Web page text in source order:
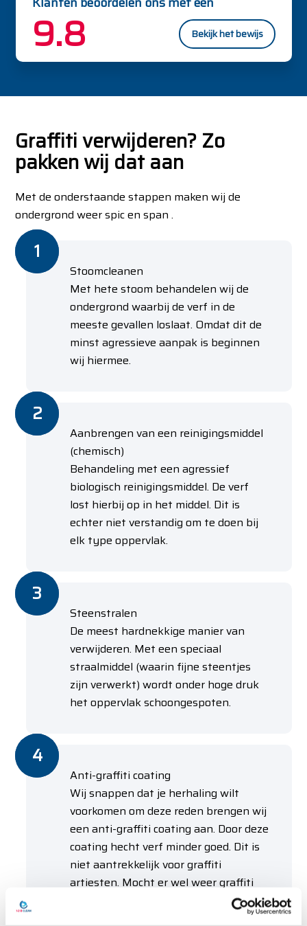
9.8 Bekijk het bewijs
Graffiti verwijderen? Zo
pakken wij dat aan
Met de onderstaande stappen maken wij de
ondergrond weer spic en span .
Stoomcleanen
Met hete stoom behandelen wij de
ondergrond waarbij de verf in de
meeste gevallen loslaat. Omdat dit de
minst agressieve aanpak is beginnen
wij hiermee.
Aanbrengen van een reinigingsmiddel
(chemisch)
Behandeling met een agressief
biologisch reinigingsmiddel. De verf
lost hierbij op in het middel. Dit is
echter niet verstandig om te doen bij
elk type oppervlak.
Steenstralen
De meest hardnekkige manier van
verwijderen. Met een speciaal
straalmiddel (waarin fijne steentjes
zijn verwerkt) wordt onder hoge druk
het oppervlak schoongespoten.
Anti-graffiti coating
Wij snappen dat je herhaling wilt
voorkomen om deze reden brengen wij
een anti-graffiti coating aan. Door deze
coating hecht verf minder goed. Dit is
niet aantrekkelijk voor graffiti
artiesten. Mocht er wel weer graffiti